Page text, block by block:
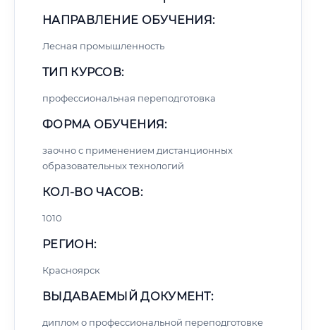
НАПРАВЛЕНИЕ ОБУЧЕНИЯ:
Лесная промышленность
ТИП КУРСОВ:
профессиональная переподготовка
ФОРМА ОБУЧЕНИЯ:
заочно с применением дистанционных
образовательных технологий
КОЛ-ВО ЧАСОВ:
1010
РЕГИОН:
Красноярск
ВЫДАВАЕМЫЙ ДОКУМЕНТ:
диплом о профессиональной переподготовке